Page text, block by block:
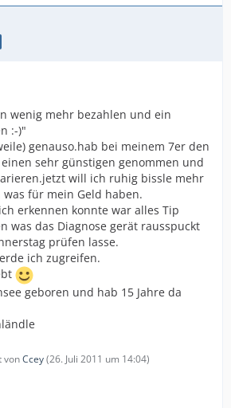
wenig mehr bezahlen und ein
:-)"
genauso.hab bei meinem 7er den
sehr günstigen genommen und
will ich ruhig bissle mehr
für mein Geld haben.
erkennen konnte war alles Tip
was das Diagnose gerät rausspuckt
prüfen lasse.
ich zugreifen.
geboren und hab 15 Jahre da
vonCcey(26. Juli 2011 um 14:04)